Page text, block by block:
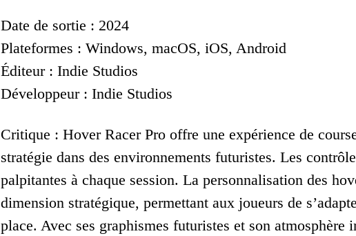
Date de sortie : 2024
Plateformes : Windows, macOS, iOS, Android
Éditeur : Indie Studios
Développeur : Indie Studios
Critique : Hover Racer Pro offre une expérience de
stratégie dans des environnements futuristes. Les
palpitantes à chaque session. La personnalisation des
dimension stratégique, permettant aux joueurs de
place. Avec ses graphismes futuristes et son